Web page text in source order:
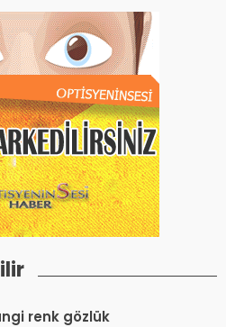
renk gözlük